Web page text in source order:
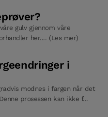
gulv gjennom våre
her.... (Les mer)
i
modnes i fargen når det
prosessen kan ikke f...